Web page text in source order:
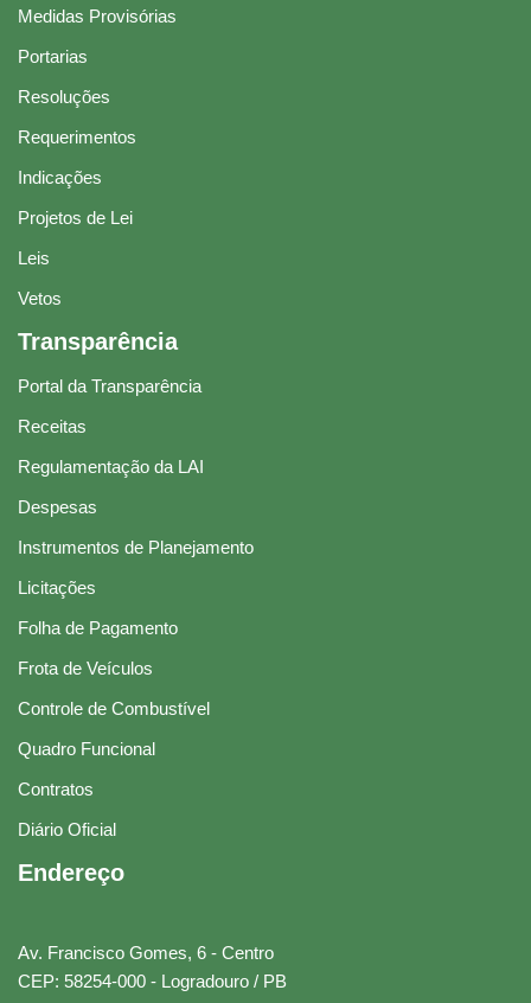
Medidas Provisórias
Portarias
Resoluções
Requerimentos
Indicações
Projetos de Lei
Leis
Vetos
Transparência
Portal da Transparência
Receitas
Regulamentação da LAI
Despesas
Instrumentos de Planejamento
Licitações
Folha de Pagamento
Frota de Veículos
Controle de Combustível
Quadro Funcional
Contratos
Diário Oficial
Endereço
Av. Francisco Gomes, 6 - Centro
CEP: 58254-000 - Logradouro / PB